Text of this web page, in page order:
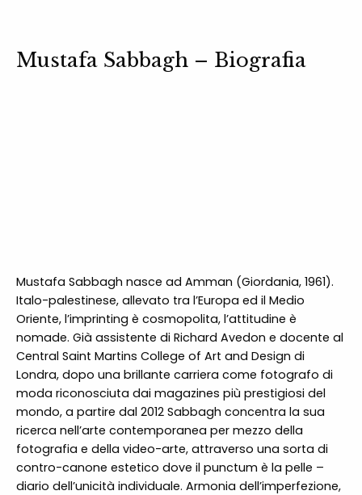
Mustafa Sabbagh – Biografia
Mustafa Sabbagh nasce ad Amman (Giordania, 1961).
Italo-palestinese, allevato tra l’Europa ed il Medio
Oriente, l’imprinting è cosmopolita, l’attitudine è
nomade. Già assistente di Richard Avedon e docente al
Central Saint Martins College of Art and Design di
Londra, dopo una brillante carriera come fotografo di
moda riconosciuta dai magazines più prestigiosi del
mondo, a partire dal 2012 Sabbagh concentra la sua
ricerca nell’arte contemporanea per mezzo della
fotografia e della video-arte, attraverso una sorta di
contro-canone estetico dove il punctum è la pelle –
diario dell’unicità individuale. Armonia dell’imperfezione,